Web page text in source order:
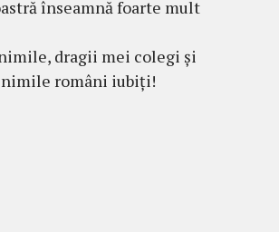
înseamnă foarte mult
dragii mei colegi și
români iubiți!